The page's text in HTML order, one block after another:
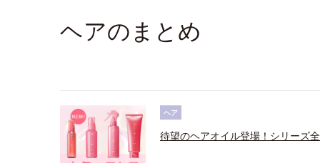
ヘアのまとめ
ヘア
待望のヘアオイル登場！シリーズ